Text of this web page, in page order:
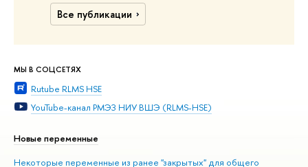
Все публикации
МЫ В СОЦСЕТЯХ
Rutube RLMS HSE
YouTube-канал РМЭЗ НИУ ВШЭ (RLMS-HSE)
Новые переменные
Некоторые переменные из ранее "закрытых" для общего